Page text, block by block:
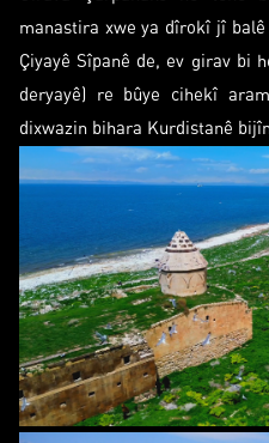
manastira xwe ya dîrokî jî
Çiyayê Sîpanê de, ev girav bi
deryayê) re bûye cihekî
dixwazin bihara Kurdistanê